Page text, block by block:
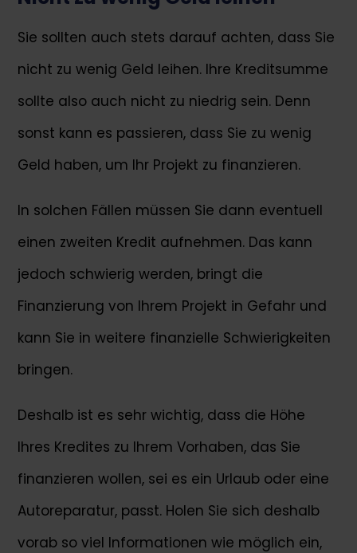
Sie sollten auch stets darauf achten, dass Sie
nicht zu wenig Geld leihen. Ihre Kreditsumme
sollte also auch nicht zu niedrig sein. Denn
sonst kann es passieren, dass Sie zu wenig
Geld haben, um Ihr Projekt zu finanzieren.
In solchen Fällen müssen Sie dann eventuell
einen zweiten Kredit aufnehmen. Das kann
jedoch schwierig werden, bringt die
Finanzierung von Ihrem Projekt in Gefahr und
kann Sie in weitere finanzielle Schwierigkeiten
bringen.
Deshalb ist es sehr wichtig, dass die Höhe
Ihres Kredites zu Ihrem Vorhaben, das Sie
finanzieren wollen, sei es ein Urlaub oder eine
Autoreparatur, passt. Holen Sie sich deshalb
vorab so viel Informationen wie möglich ein,